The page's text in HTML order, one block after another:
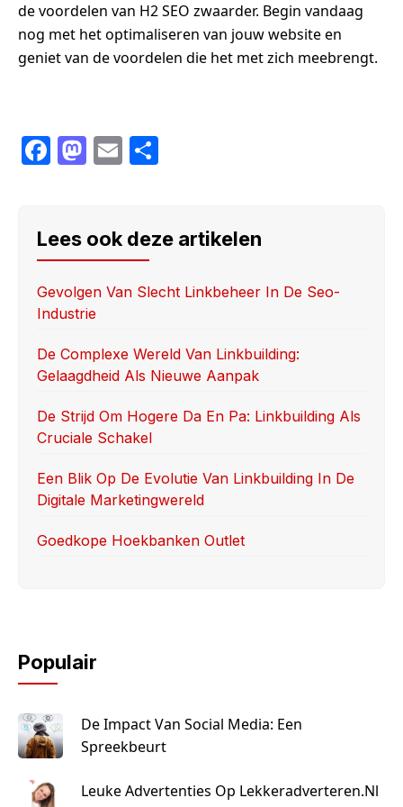
de voordelen van H2 SEO zwaarder. Begin vandaag
nog met het optimaliseren van jouw website en
geniet van de voordelen die het met zich meebrengt.
F
e
b
o
o
k
M
o
d
o
n
E
e
Lees ook deze artikelen
Gevolgen Van Slecht Linkbeheer In De Seo-
Industrie
De Complexe Wereld Van Linkbuilding:
Gelaagdheid Als Nieuwe Aanpak
De Strijd Om Hogere Da En Pa: Linkbuilding Als
Cruciale Schakel
Een Blik Op De Evolutie Van Linkbuilding In De
Digitale Marketingwereld
Goedkope Hoekbanken Outlet
Populair
De Impact Van Social Media: Een
Spreekbeurt
Leuke Advertenties Op Lekkeradverteren.nl